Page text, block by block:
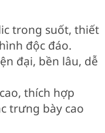
trong suốt, thiết
độc đáo.
đại, bền lâu, dễ
thích hợp
trưng bày cao